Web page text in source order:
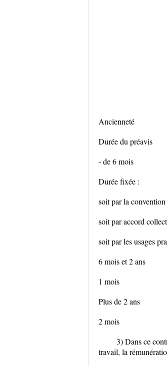
Ancienneté
Durée du préavis
- de 6 mois
Durée fixée :
soit par la
soit par accord
soit par les usages
6 mois et 2 ans
1 mois
Plus de 2 ans
2 mois
3) Dans ce
travail, la